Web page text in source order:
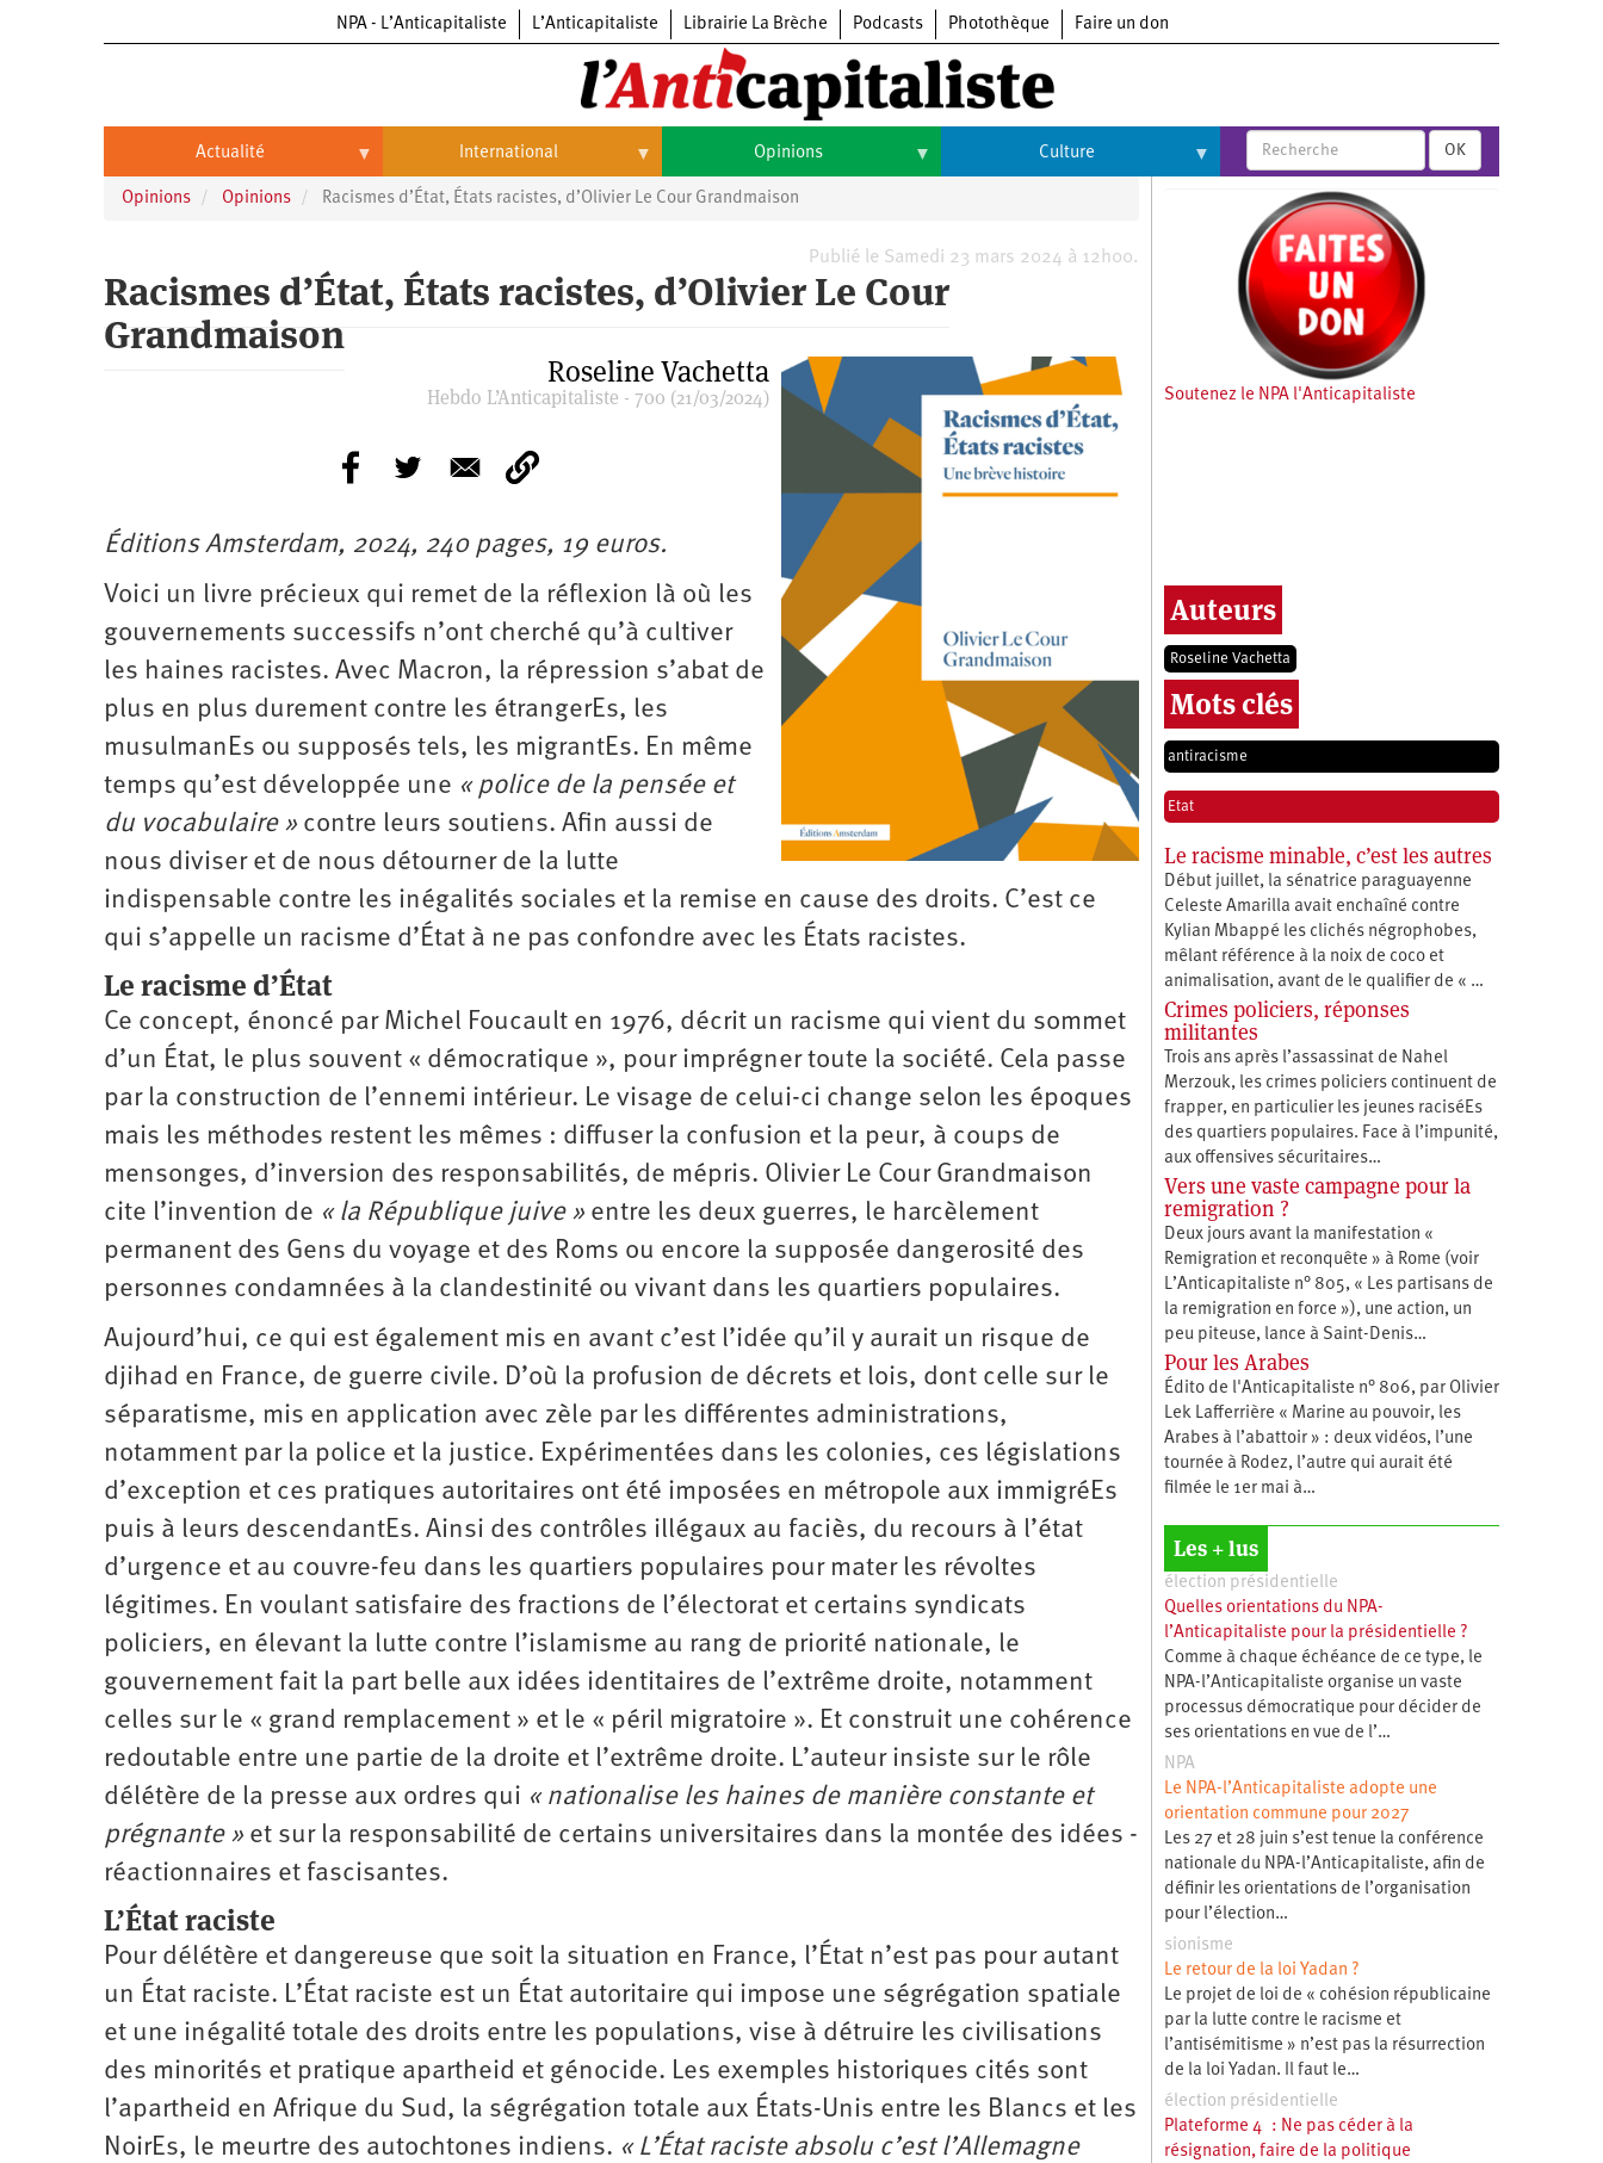
NPA - L’Anticapitaliste L’Anticapitaliste Librairie La Brèche Podcasts Photothèque Faire un don
Actualité
Actualité
Entreprises
Entreprises
Hôpitaux
SNCF
publics
Oppressions
LGBTI
Santé
Vidéos
mon
International
International
Chine
Continents
Continents
Amérique
Nord
Amérique
latine
Europe
Moyen-
Opinions
Opinions
Culture
Arts
Expositions
Musique
OK
Opinions Opinions Racismes d’État, États racistes, d’Olivier Le Cour Grandmaison
Publié le Samedi 23 mars 2024 à 12h00.
Racismes d’État, États racistes, d’Olivier Le Cour
Grandmaison
Roseline Vachetta
Hebdo L’Anticapitaliste - 700 (21/03/2024)
Éditions Amsterdam, 2024, 240 pages, 19 euros.
Voici un livre précieux qui remet de la réflexion là où les
gouvernements successifs n’ont cherché qu’à cultiver
les haines racistes. Avec Macron, la répression s’abat de
plus en plus durement contre les étrangerEs, les
musulmanEs ou supposés tels, les migrantEs. En même
temps qu’est développée une « police de la pensée et
du vocabulaire » contre leurs soutiens. Afin aussi de
nous diviser et de nous détourner de la lutte
indispensable contre les inégalités sociales et la remise en cause des droits. C’est ce
qui s’appelle un racisme d’État à ne pas confondre avec les États racistes.
Le racisme d’État
Ce concept, énoncé par Michel Foucault en 1976, décrit un racisme qui vient du sommet
d’un État, le plus souvent « démocratique », pour imprégner toute la société. Cela passe
par la construction de l’ennemi intérieur. Le visage de celui-ci change selon les époques
mais les méthodes restent les mêmes : diffuser la confusion et la peur, à coups de
mensonges, d’inversion des responsabilités, de mépris. Olivier Le Cour Grandmaison
cite l’invention de « la République juive » entre les deux guerres, le harcèlement
permanent des Gens du voyage et des Roms ou encore la supposée dangerosité des
personnes condamnées à la clandestinité ou vivant dans les quartiers populaires.
Aujourd’hui, ce qui est également mis en avant c’est l’idée qu’il y aurait un risque de
djihad en France, de guerre civile. D’où la profusion de décrets et lois, dont celle sur le
séparatisme, mis en application avec zèle par les différentes administrations,
notamment par la police et la justice. Expérimentées dans les colonies, ces législations
d’exception et ces pratiques autoritaires ont été imposées en métropole aux immigréEs
puis à leurs descendantEs. Ainsi des contrôles illégaux au faciès, du recours à l’état
d’urgence et au couvre-feu dans les quartiers populaires pour mater les révoltes
légitimes. En voulant satisfaire des fractions de l’électorat et certains syndicats
policiers, en élevant la lutte contre l’islamisme au rang de priorité nationale, le
gouvernement fait la part belle aux idées identitaires de l’extrême droite, notamment
celles sur le « grand remplacement » et le « péril migratoire ». Et construit une cohérence
redoutable entre une partie de la droite et l’extrême droite. L’auteur insiste sur le rôle
délétère de la presse aux ordres qui « nationalise les haines de manière constante et
prégnante » et sur la responsabilité de certains universitaires dans la montée des idées ­
réactionnaires et fascisantes.
L’État raciste
Pour délétère et dangereuse que soit la situation en France, l’État n’est pas pour autant
un État raciste. L’État raciste est un État autoritaire qui impose une ségrégation spatiale
et une inégalité totale des droits entre les populations, vise à détruire les civilisations
des minorités et pratique apartheid et génocide. Les exemples historiques cités sont
l’apartheid en Afrique du Sud, la ségrégation totale aux États-Unis entre les Blancs et les
NoirEs, le meurtre des autochtones indiens. « L’État raciste absolu c’est l’Allemagne
Soutenez le NPA l'Anticapitaliste
Auteurs
Roseline Vachetta
Mots clés
antiracisme
Etat
Le racisme minable, c’est les autres
Début juillet, la sénatrice paraguayenne
Celeste Amarilla avait enchaîné contre
Kylian Mbappé les clichés négrophobes,
mêlant référence à la noix de coco et
animalisation, avant de le qualifier de « …
Crimes policiers, réponses
militantes
Trois ans après l’assassinat de Nahel
Merzouk, les crimes policiers continuent de
frapper, en particulier les jeunes raciséEs
des quartiers populaires. Face à l’impunité,
aux offensives sécuritaires…
Vers une vaste campagne pour la
remigration ?
Deux jours avant la manifestation «
Remigration et reconquête » à Rome (voir
L’Anticapitaliste n° 805, « Les partisans de
la remigration en force »), une action, un
peu piteuse, lance à Saint-Denis…
Pour les Arabes
Édito de l'Anticapitaliste n° 806, par Olivier
Lek Lafferrière « Marine au pouvoir, les
Arabes à l’abattoir » : deux vidéos, l’une
tournée à Rodez, l’autre qui aurait été
filmée le 1er mai à…
Les + lus
élection présidentielle
Quelles orientations du NPA-
l’Anticapitaliste pour la présidentielle ?
Comme à chaque échéance de ce type, le
NPA-l’Anticapitaliste organise un vaste
processus démocratique pour décider de
ses orientations en vue de l’…
NPA
Le NPA-l’Anticapitaliste adopte une
orientation commune pour 2027
Les 27 et 28 juin s’est tenue la conférence
nationale du NPA-l’Anticapitaliste, afin de
définir les orientations de l’organisation
pour l’élection…
sionisme
Le retour de la loi Yadan ?
Le projet de loi de « cohésion républicaine
par la lutte contre le racisme et
l’antisémitisme » n’est pas la résurrection
de la loi Yadan. Il faut le…
élection présidentielle
Plateforme 4 : Ne pas céder à la
résignation, faire de la politique